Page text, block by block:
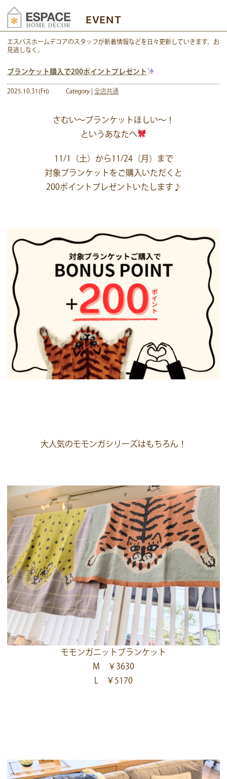
EVENT
エスパスホームデコアのスタッフが新着情報などを日々更新していきます。お
見逃しなく。
ブランケット購入で200ポイントプレゼント
2025.10.31(Fri) Category |全店共通
さむい～ブランケットほしい～！
というあなたへ
11/1（土）から11/24（月）まで
対象ブランケットをご購入いただくと
200ポイントプレゼントいたします♪
大人気のモモンガシリーズはもちろん！
モモンガニットブランケット
M ￥3630
L ￥5170